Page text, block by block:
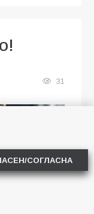
31
СОГЛАСНА